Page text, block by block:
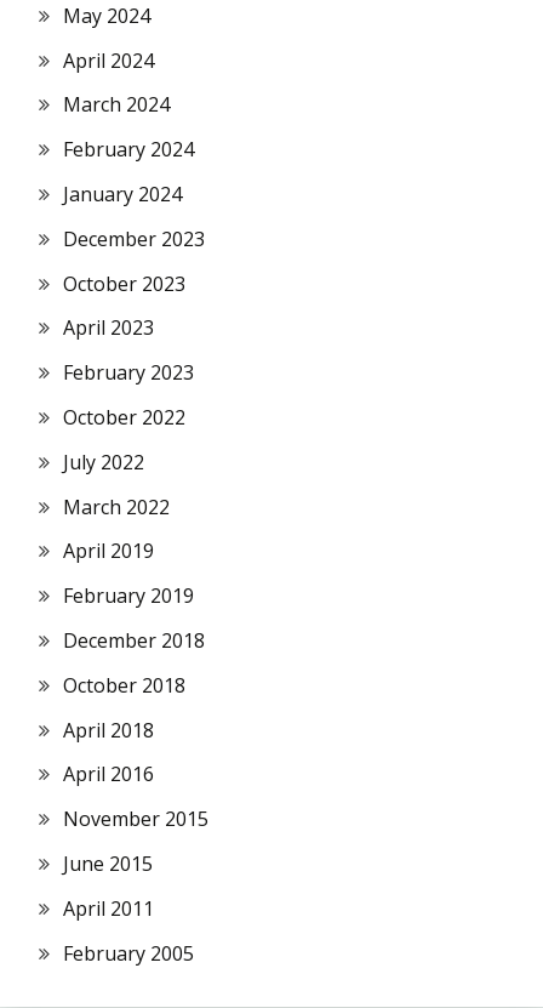
May 2024
April 2024
March 2024
February 2024
January 2024
December 2023
October 2023
April 2023
February 2023
October 2022
July 2022
March 2022
April 2019
February 2019
December 2018
October 2018
April 2018
April 2016
November 2015
June 2015
April 2011
February 2005